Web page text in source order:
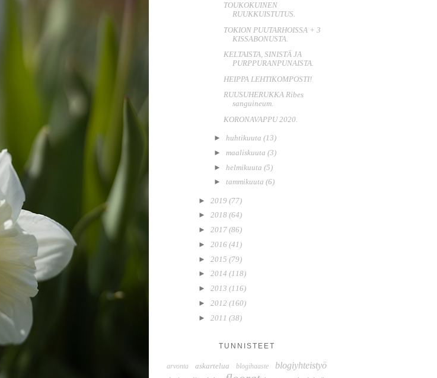
TOUKOKUINEN
RUUKKUISTUTUS.
TOKION PUUTARHOISSA + 3
KISSABONUSTA.
KELTAISTA, SINISTÄ JA
PURPPURANPUNAISTA.
HEIPPA LEHTIKOMPOSTI!
RUUSUHERUKKA Ribes
sanguineum.
KORONAVAPPU 2020.
► huhtikuuta (13)
► maaliskuuta (3)
► helmikuuta (5)
► tammikuuta (6)
► 2019(77)
►2018(64)
►2017(86)
► 2016(41)
► 2015(79)
►2014(118)
►2013(116)
► 2012(160)
► 2011(38)
TUNNISTEET
arvonta askartelua blogihaaste blogiyhteistyö